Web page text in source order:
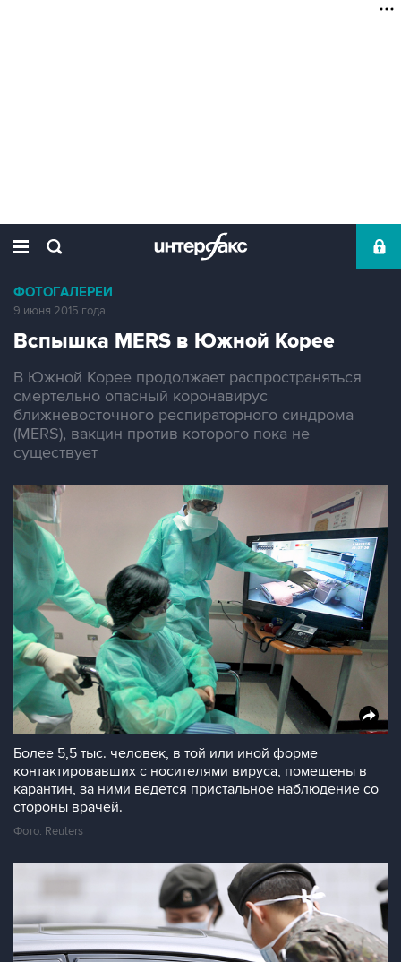
ФОТОГАЛЕРЕИ
9 июня 2015 года
Вспышка MERS в Южной Корее
В Южной Корее продолжает распространяться
смертельно опасный коронавирус
ближневосточного респираторного синдрома
(MERS), вакцин против которого пока не
существует
Более 5,5 тыс. человек, в той или иной форме
контактировавших с носителями вируса, помещены в
карантин, за ними ведется пристальное наблюдение со
стороны врачей.
Фото: Reuters